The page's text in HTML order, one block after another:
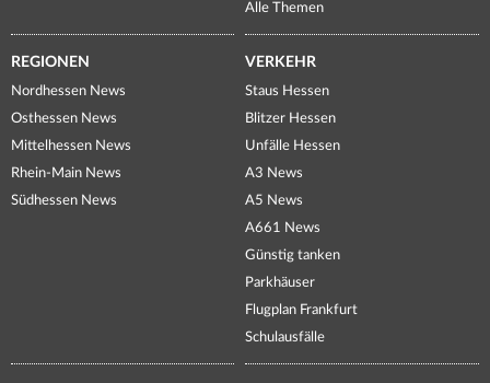
Alle Themen
REGIONEN
Nordhessen News
Osthessen News
Mittelhessen News
Rhein-Main News
Südhessen News
VERKEHR
Staus Hessen
Blitzer Hessen
Unfälle Hessen
A3 News
A5 News
A661 News
Günstig tanken
Parkhäuser
Flugplan Frankfurt
Schulausfälle